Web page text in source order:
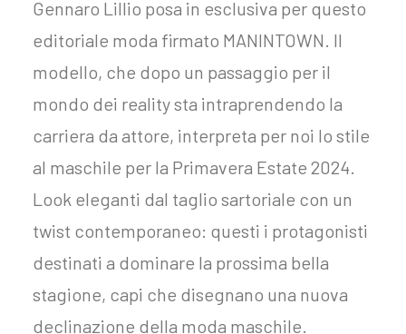
Gennaro Lillio posa in esclusiva per questo
editoriale moda firmato MANINTOWN. Il
modello, che dopo un passaggio per il
mondo dei reality sta intraprendendo la
carriera da attore, interpreta per noi lo stile
al maschile per la Primavera Estate 2024.
Look eleganti dal taglio sartoriale con un
twist contemporaneo: questi i protagonisti
destinati a dominare la prossima bella
stagione, capi che disegnano una nuova
declinazione della moda maschile.